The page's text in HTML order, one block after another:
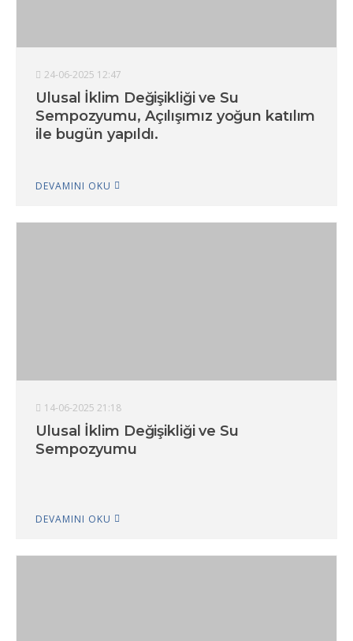
24-06-2025 12:47
Ulusal İklim Değişikliği ve Su
Sempozyumu, Açılışımız yoğun katılım
ile bugün yapıldı.
DEVAMINI OKU
14-06-2025 21:18
Ulusal İklim Değişikliği ve Su
Sempozyumu
DEVAMINI OKU